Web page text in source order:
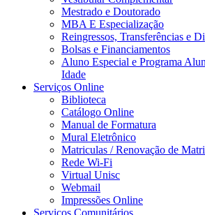
Mestrado e Doutorado
MBA E Especialização
Reingressos, Transferências e
Bolsas e Financiamentos
Aluno Especial e Programa
Idade
Serviços Online
Biblioteca
Catálogo Online
Manual de Formatura
Mural Eletrônico
Matriculas / Renovação de
Rede Wi-Fi
Virtual Unisc
Webmail
Impressões Online
Serviços Comunitários